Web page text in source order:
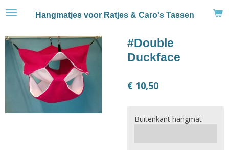
Ga
de
hoofdinhoud
Hangmatjes voor Ratjes & Caro's Tassen
#Double
Duckface
€ 10,50
Buitenkant hangmat